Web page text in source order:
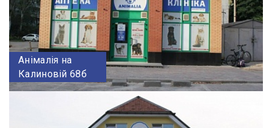
Анімалія на
Калиновій 68б